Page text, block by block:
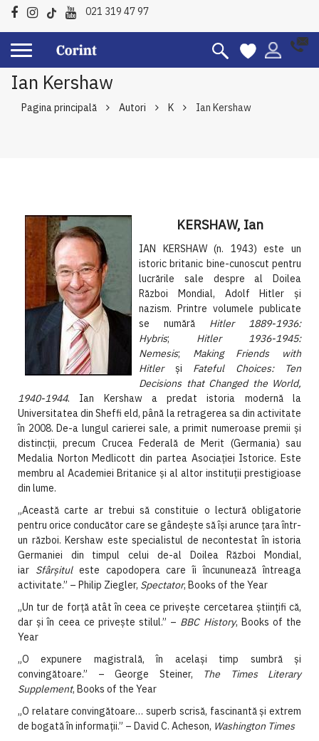
021 319 47 97
Ian Kershaw
Pagina principală Autori K Ian Kershaw
KERSHAW, Ian
IAN KERSHAW (n. 1943) este un
istoric britanic bine-cunoscut pentru
lucrările sale despre al Doilea
Război Mondial, Adolf Hitler şi
nazism. Printre volumele publicate
se numără Hitler 1889-1936:
Hybris; Hitler 1936-1945:
Nemesis; Making Friends with
Hitler şi Fateful Choices: Ten
Decisions that Changed the World,
1940-1944. Ian Kershaw a predat istoria modernă la
Universitatea din Sheffi eld, până la retragerea sa din activitate
în 2008. De-a lungul carierei sale, a primit numeroase premii şi
distincţii, precum Crucea Federală de Merit (Germania) sau
Medalia Norton Medlicott din partea Asociaţiei Istorice. Este
membru al Academiei Britanice şi al altor instituţii prestigioase
din lume.
„Această carte ar trebui să constituie o lectură obligatorie
pentru orice conducător care se gândeşte să îşi arunce ţara într-
un război. Kershaw este specialistul de necontestat în istoria
Germaniei din timpul celui de-al Doilea Război Mondial,
iar Sfârşituleste capodopera care îi încununează întreaga
activitate.” – Philip Ziegler, Spectator, Books of the Year
„Un tur de forţă atât în ceea ce priveşte cercetarea ştiinţifi că,
dar şi în ceea ce priveşte stilul.” – BBC History, Books of the
Year
„O expunere magistrală, în acelaşi timp sumbră şi
convingătoare.” – George Steiner,
The Times Literary
Supplement, Books of the Year
„O relatare convingătoare… superb scrisă, fascinantă şi extrem
de bogată în informaţii.” – David C. Acheson, Washington Times